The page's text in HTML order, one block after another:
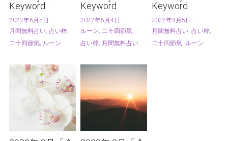
Keyword
2022年6月5日 ·
月間無料占い, 占い梓,
二十四節気, ルーン
Keyword
2022年5月4日 ·
ルーン, 二十四節気,
占い梓, 月間無料占い
Keyword
2022年4月5日 ·
月間無料占い, 占い梓,
二十四節気, ルーン